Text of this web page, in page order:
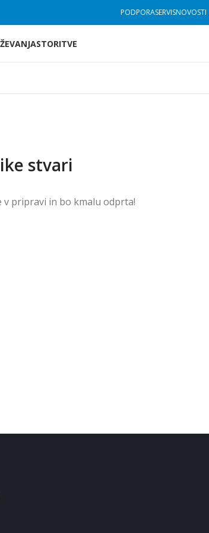
PODPORASERVISNOVOSTI
STORITVE
stvari
v pripravi in ​​bo kmalu odprta!